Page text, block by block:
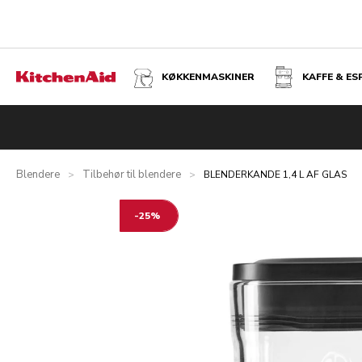
KØKKENMASKINER KAFFE &
Blendere > Tilbehør til blendere > BLENDERKANDE 1,4 L AF GLAS
-25%